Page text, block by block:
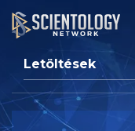
Letöltések